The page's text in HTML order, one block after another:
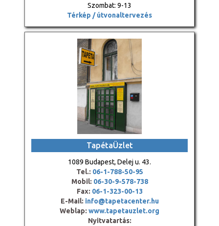
Szombat: 9-13
Térkép / útvonaltervezés
TapétaÜzlet
1089 Budapest, Delej u. 43.
Tel.: 06-1-788-50-95
Mobil: 06-30-9-578-738
Fax: 06-1-323-00-13
E-Mail: info@tapetacenter.hu
Weblap: www.tapetauzlet.org
Nyitvatartás: